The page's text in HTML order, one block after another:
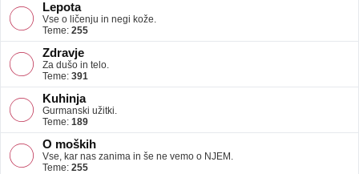
Lepota
Vse o ličenju in negi kože.
Teme: 255
Zdravje
Za dušo in telo.
Teme: 391
Kuhinja
Gurmanski užitki.
Teme: 189
O moških
Vse, kar nas zanima in še ne vemo o NJEM.
Teme: 255